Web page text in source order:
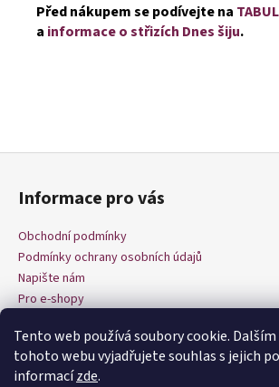
Tento web používá soubory cookie.
tohoto webu vyjadřujete souhlas s jejich
informacízde.
Před nákupem se podívejte na
a informace o střizích Dnes šiju.
Z
Informace pro vás
Obchodní podmínky
Podmínky ochrany osobních údajů
Napište nám
Pro e-shopy